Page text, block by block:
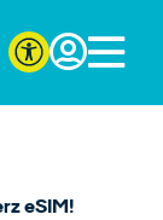
eSIM!